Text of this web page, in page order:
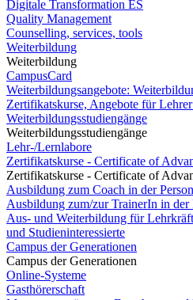
Digitale Transformation ES
Quality Management
Counselling, services, tools
Weiterbildung
Weiterbildung
CampusCard
Weiterbildungsangebote:
Zertifikatskurse, Angebote für
Weiterbildungsstudiengänge
Weiterbildungsstudiengänge
Lehr-/Lernlabore
Zertifikatskurse - Certificate of
Zertifikatskurse - Certificate of
Ausbildung zum Coach in der
Ausbildung zum/zur TrainerIn in
Aus- und Weiterbildung für
und Studieninteressierte
Campus der Generationen
Campus der Generationen
Online-Systeme
Gasthörerschaft